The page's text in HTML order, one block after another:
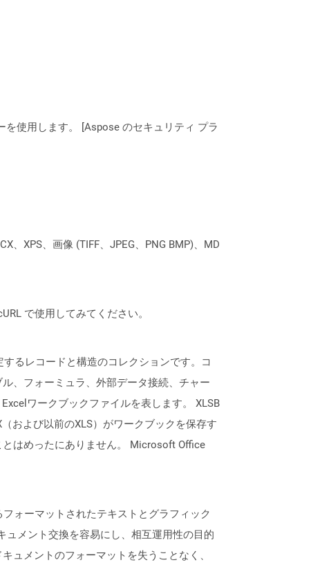
使用します。 [Aspose のセキュリティ プラ
、XPS、画像 (TIFF、JPEG、PNG BMP)、MD
で使用してみてください。
るレコードと構造のコレクションです。コ
、フォーミュラ、外部データ接続、チャー
ワークブックファイルを表します。 XLSB
および以前のXLS）がワークブックを保存す
はめったにありません。 Microsoft Office
ォーマットされたテキストとグラフィック
メント交換を容易にし、相互運用性の目的
ュメントのフォーマットを失うことなく、